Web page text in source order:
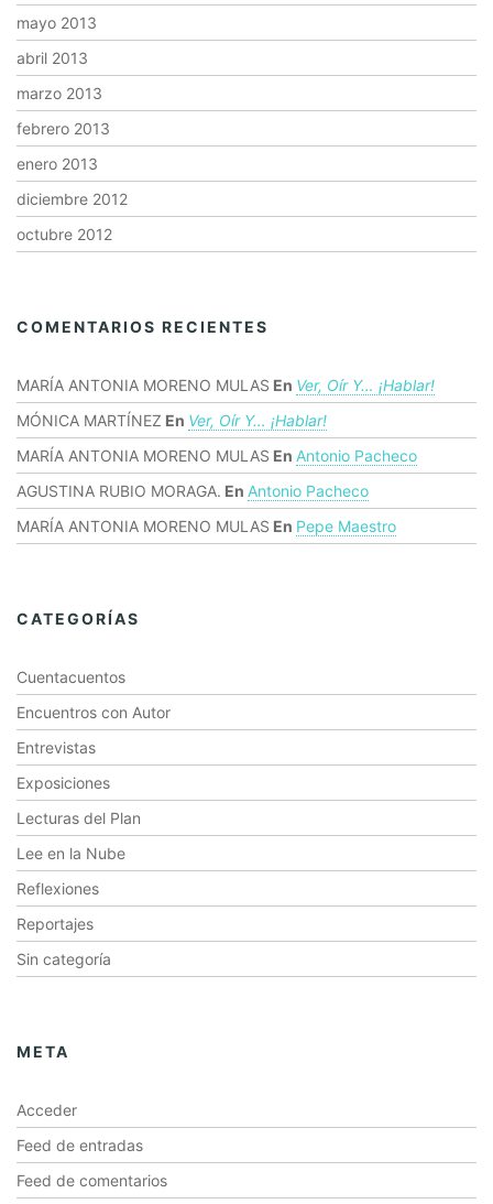
mayo 2013
abril 2013
marzo 2013
febrero 2013
enero 2013
diciembre 2012
octubre 2012
COMENTARIOS RECIENTES
MARÍA ANTONIA MORENO MULAS En Ver, Oír Y… ¡hablar!
MÓNICA MARTÍNEZ En Ver, Oír Y… ¡hablar!
MARÍA ANTONIA MORENO MULAS En Antonio Pacheco
AGUSTINA RUBIO MORAGA. En Antonio Pacheco
MARÍA ANTONIA MORENO MULAS En Pepe Maestro
CATEGORÍAS
Cuentacuentos
Encuentros con Autor
Entrevistas
Exposiciones
Lecturas del Plan
Lee en la Nube
Reflexiones
Reportajes
Sin categoría
META
Acceder
Feed de entradas
Feed de comentarios